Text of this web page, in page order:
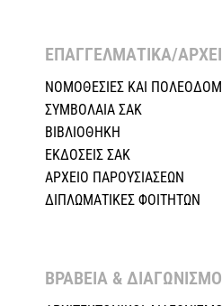
ΕΠΑΓΓΕΛΜΑΤΙΚΑ/
ΝΟΜΟΘΕΣΙΕΣ KAI
ΣΥΜΒΟΛΑΙΑ ΣΑΚ
ΒΙΒΛΙΟΘΗΚΗ
ΕΚΔΟΣΕΙΣ ΣΑΚ
ΑΡΧΕΙΟ ΠΑΡΟΥΣΙΑΣΕΩΝ
ΔΙΠΛΩΜΑΤΙΚΕΣ ΦΟΙΤΗΤΩΝ
ΒΡΑΒΕΙΑ &